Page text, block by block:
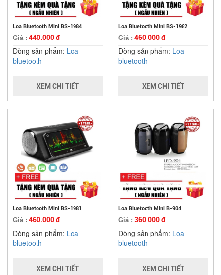
Loa Bluetooth Mini BS-1984
Giá : 440.000 đ
Dòng sản phẩm: Loa
bluetooth
XEM CHI TIẾT
Loa Bluetooth Mini BS-1982
Giá : 460.000 đ
Dòng sản phẩm: Loa
bluetooth
XEM CHI TIẾT
Loa Bluetooth Mini BS-1981
Giá : 460.000 đ
Dòng sản phẩm: Loa
bluetooth
XEM CHI TIẾT
Loa Bluetooth Mini B-904
Giá : 360.000 đ
Dòng sản phẩm: Loa
bluetooth
XEM CHI TIẾT